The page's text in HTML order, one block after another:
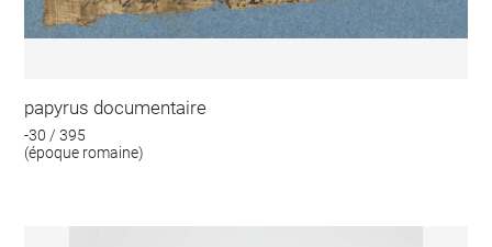
papyrus documentaire
-30 / 395
(époque romaine)